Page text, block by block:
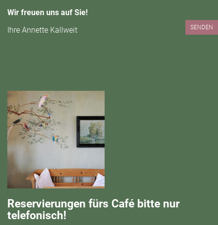
SENDEN
Wir freuen uns auf Sie!
Ihre Annette Kallweit
Reservierungen fürs Café bitte nur
telefonisch!